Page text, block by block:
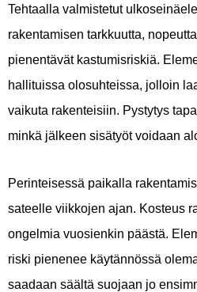
Tehtaalla valmistetut
rakentamisen tarkkuutta,
pienentävät kastumisriskiä.
hallituissa olosuhteissa, jolloin
vaikuta rakenteisiin. Pystytys
minkä jälkeen sisätyöt voidaan
Perinteisessä paikalla
sateelle viikkojen ajan. Kosteus
ongelmia vuosienkin päästä.
riski pienenee käytännössä
saadaan säältä suojaan jo